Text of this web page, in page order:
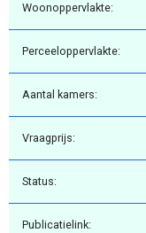
Woonoppervlakte:
Perceeloppervlakte:
Aantal kamers:
Vraagprijs:
Status:
Publicatielink: